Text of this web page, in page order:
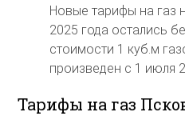
Новые тарифы на газ
2025 года остались
стоимости 1 куб.м
произведен с 1 июля
Тарифы на газ